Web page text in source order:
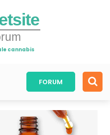
cannabis
FORUM